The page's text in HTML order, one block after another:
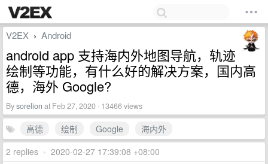
V2EX › Android
android app 支持海内外地图导航，轨迹
绘制等功能，有什么好的解决方案，国内高
德，海外 Google?
Bysorelion at Feb 27, 2020 · 13466 views
高德 绘制 Google
海内外
2 replies • 2020-02-27 17:39:08 +08:00